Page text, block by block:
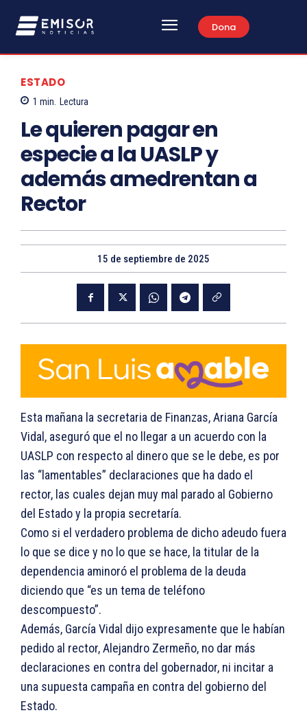
Dona
ESTADO
1 min. Lectura
Le quieren pagar en
especie a la UASLP y
además amedrentan a
Rector
15 de septiembre de 2025
Esta mañana la secretaria de Finanzas, Ariana García
Vidal, aseguró que el no llegar a un acuerdo con la
UASLP con respecto al dinero que se le debe, es por
las “lamentables” declaraciones que ha dado el
rector, las cuales dejan muy mal parado al Gobierno
del Estado y la propia secretaría.
Como si el verdadero problema de dicho adeudo fuera
lo que se dice y no lo que se hace, la titular de la
dependencia aminoró el problema de la deuda
diciendo que “es un tema de teléfono
descompuesto”.
Además, García Vidal dijo expresamente que le habían
pedido al rector, Alejandro Zermeño, no dar más
declaraciones en contra del gobernador, ni incitar a
una supuesta campaña en contra del gobierno del
Estado.